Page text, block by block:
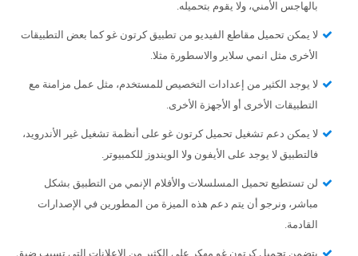
بالهاجس الأمني، ولا يقوم بتحميله.
لا يمكن تحميل مقاطع الفيديو من تطبيق كرتون غو كما بعض التطبيقات
الأخرى مثل انمي سلاير والاسطورة مثلا.
لا يوجد الكثير من إعدادات التخصيص للمستخدم، مثل عمل مزامنة مع
التطبيقات الأخرى أو الأجهزة الأخرى.
لا يمكن دعم تشغيل تحميل كرتون غو على أنظمة تشغيل غير الأندرويد،
فالتطبيق لا يوجد على الأيفون ولا الويندوز للكمبيوتر.
لن تستطيع تحميل المسلسلات والأفلام الإنمي من التطبيق بشكل
مباشر، ونرجو أن يتم دعم هذه الميزة من المطورين في الإصدارات
القادمة.
يتضمن تحميل كرتون غو مهكر علي الكثير من الإعلانات التي تسبب ضيق